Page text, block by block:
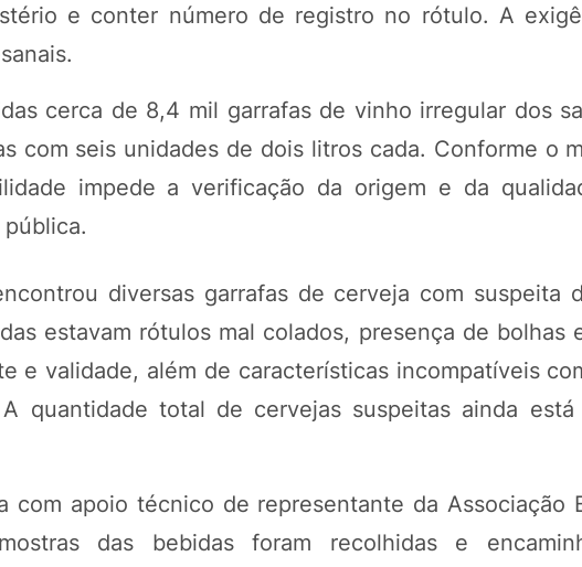
e conter número de registro no rótulo. A
cerca de 8,4 mil garrafas de vinho irregular dos
com seis unidades de dois litros cada. Conforme o
impede a verificação da origem e da
diversas garrafas de cerveja com suspeita
estavam rótulos mal colados, presença de bolhas
e validade, além de características incompatíveis
quantidade total de cervejas suspeitas ainda
com apoio técnico de representante da Associação
das bebidas foram recolhidas e